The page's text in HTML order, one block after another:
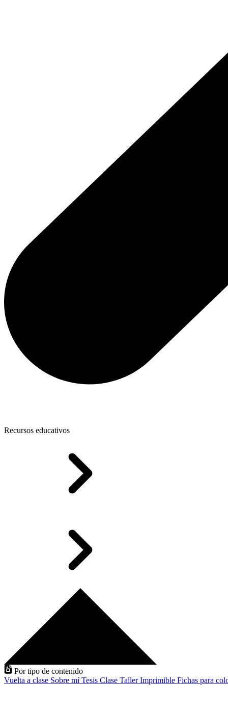
Recursos educativos
Por tipo de contenido
Vuelta a clase Sobre míTesis Clase TallerImprimible Fichas para